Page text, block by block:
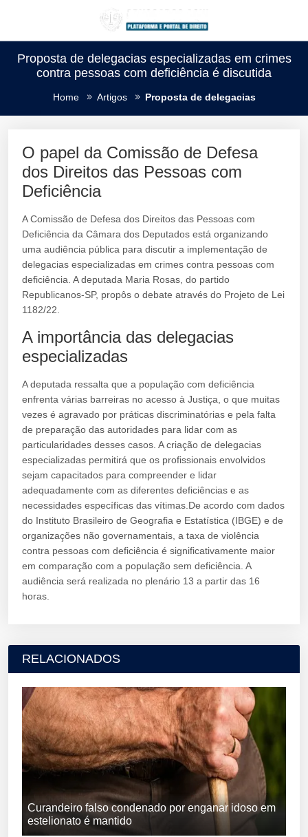
Proposta de delegacias especializadas em crimes
contra pessoas com deficiência é discutida
Home Artigos Proposta de delegacias
O papel da Comissão de Defesa
dos Direitos das Pessoas com
Deficiência
A Comissão de Defesa dos Direitos das Pessoas com
Deficiência da Câmara dos Deputados está organizando
uma audiência pública para discutir a implementação de
delegacias especializadas em crimes contra pessoas com
deficiência. A deputada Maria Rosas, do partido
Republicanos-SP, propôs o debate através do Projeto de Lei
1182/22.
A importância das delegacias
especializadas
A deputada ressalta que a população com deficiência
enfrenta várias barreiras no acesso à Justiça, o que muitas
vezes é agravado por práticas discriminatórias e pela falta
de preparação das autoridades para lidar com as
particularidades desses casos. A criação de delegacias
especializadas permitirá que os profissionais envolvidos
sejam capacitados para compreender e lidar
adequadamente com as diferentes deficiências e as
necessidades específicas das vítimas.De acordo com dados
do Instituto Brasileiro de Geografia e Estatística (IBGE) e de
organizações não governamentais, a taxa de violência
contra pessoas com deficiência é significativamente maior
em comparação com a população sem deficiência. A
audiência será realizada no plenário 13 a partir das 16
horas.
RELACIONADOS
Curandeiro falso condenado por enganar idoso em
estelionato é mantido